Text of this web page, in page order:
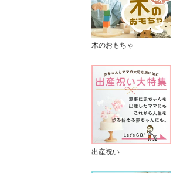
木のおもちゃ
出産祝い